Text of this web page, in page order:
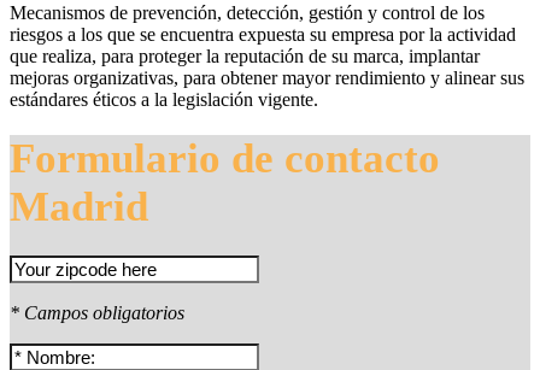
Mecanismos de prevención, detección, gestión y control de los
riesgos a los que se encuentra expuesta su empresa por la actividad
que realiza, para proteger la reputación de su marca, implantar
mejoras organizativas, para obtener mayor rendimiento y alinear sus
estándares éticos a la legislación vigente.
Formulario de contacto
Madrid
* Campos obligatorios